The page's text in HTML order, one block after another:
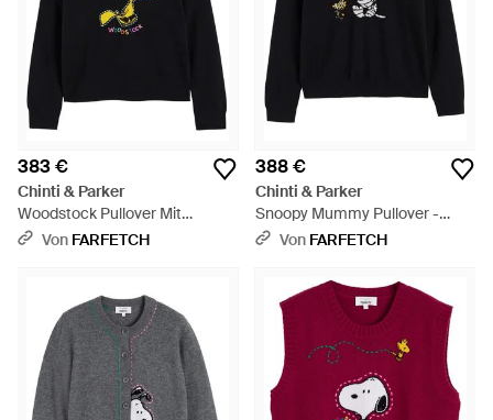
383 €
Chinti & Parker
Woodstock Pullover Mit
Intarsien-Muster - Schwarz
Von FARFETCH
388 €
Chinti & Parker
Snoopy Mummy Pullover -
Schwarz
Von FARFETCH